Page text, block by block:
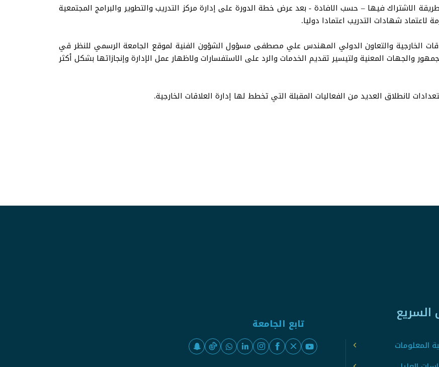
الاشتراك فيها – حسب الافادة - بعد عرض خطة الدورة على إدارة مركز التدريب والتطوير والبرامج المجتمعية
لاعتماد شهادات التدريب اعتمادا دوليا.
الخارجية والتعاون الدولي المهندس علي مصطفى مسؤول الشؤون الفنية لموقع الجامعة الرسمي للنظر قي
والجهات المعنية ولتيسير تقديم الخدمات والرد على الاستفسارات ولاظهار عمل الإدارة وإنجازاتها بشكل أكثر
لانطلاق العديد من الفعاليات المقبلة التي تخطط لها إدارة العلاقات الخارجية.
السريع
المعلومات
تابع الجامعة